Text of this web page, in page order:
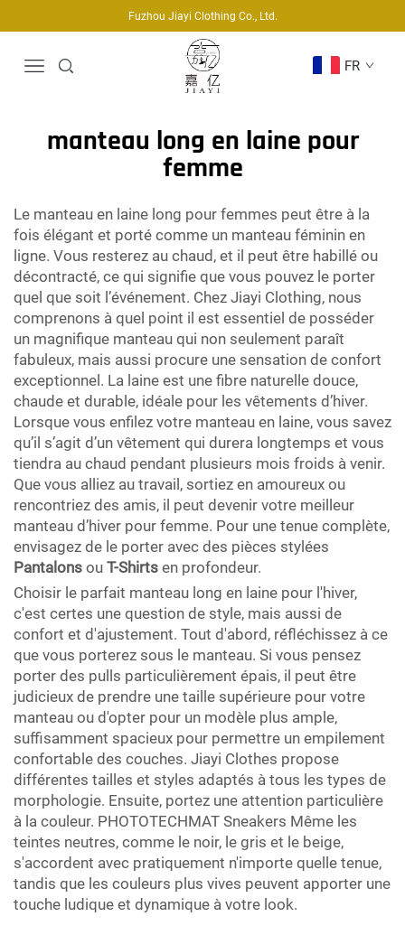
Fuzhou Jiayi Clothing Co., Ltd.
FR
manteau long en laine pour
femme
Le manteau en laine long pour femmes peut être à la
fois élégant et porté comme un manteau féminin en
ligne. Vous resterez au chaud, et il peut être habillé ou
décontracté, ce qui signifie que vous pouvez le porter
quel que soit l’événement. Chez Jiayi Clothing, nous
comprenons à quel point il est essentiel de posséder
un magnifique manteau qui non seulement paraît
fabuleux, mais aussi procure une sensation de confort
exceptionnel. La laine est une fibre naturelle douce,
chaude et durable, idéale pour les vêtements d’hiver.
Lorsque vous enfilez votre manteau en laine, vous savez
qu’il s’agit d’un vêtement qui durera longtemps et vous
tiendra au chaud pendant plusieurs mois froids à venir.
Que vous alliez au travail, sortiez en amoureux ou
rencontriez des amis, il peut devenir votre meilleur
manteau d’hiver pour femme. Pour une tenue complète,
envisagez de le porter avec des pièces stylées
Pantalons ou T-Shirts en profondeur.
Choisir le parfait manteau long en laine pour l'hiver,
c'est certes une question de style, mais aussi de
confort et d'ajustement. Tout d'abord, réfléchissez à ce
que vous porterez sous le manteau. Si vous pensez
porter des pulls particulièrement épais, il peut être
judicieux de prendre une taille supérieure pour votre
manteau ou d'opter pour un modèle plus ample,
suffisamment spacieux pour permettre un empilement
confortable des couches. Jiayi Clothes propose
différentes tailles et styles adaptés à tous les types de
morphologie. Ensuite, portez une attention particulière
à la couleur. PHOTOTECHMAT Sneakers Même les
teintes neutres, comme le noir, le gris et le beige,
s'accordent avec pratiquement n'importe quelle tenue,
tandis que les couleurs plus vives peuvent apporter une
touche ludique et dynamique à votre look.